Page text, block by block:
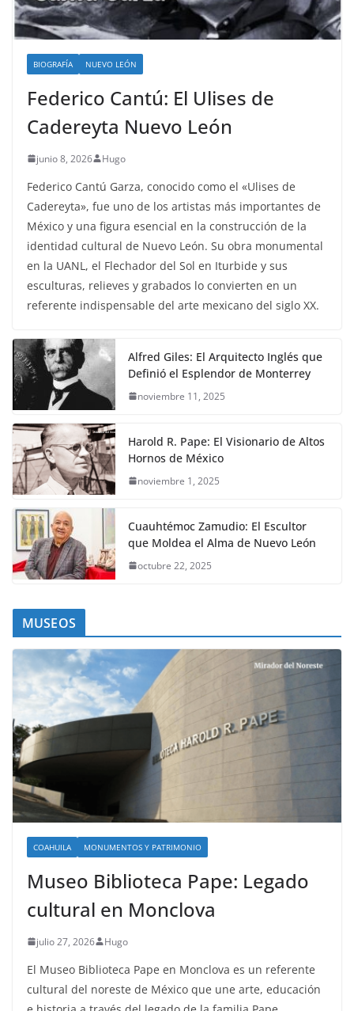
BIOGRAFÍA NUEVO LEÓN
Federico Cantú: El Ulises de
Cadereyta Nuevo León
junio 8, 2026 Hugo
Federico Cantú Garza, conocido como el «Ulises de
Cadereyta», fue uno de los artistas más importantes de
México y una figura esencial en la construcción de la
identidad cultural de Nuevo León. Su obra monumental
en la UANL, el Flechador del Sol en Iturbide y sus
esculturas, relieves y grabados lo convierten en un
referente indispensable del arte mexicano del siglo XX.
Alfred Giles: El Arquitecto Inglés que
Definió el Esplendor de Monterrey
noviembre 11, 2025
Harold R. Pape: El Visionario de Altos
Hornos de México
noviembre 1, 2025
Cuauhtémoc Zamudio: El Escultor
que Moldea el Alma de Nuevo León
octubre 22, 2025
MUSEOS
COAHUILA MONUMENTOS Y PATRIMONIO
Museo Biblioteca Pape: Legado
cultural en Monclova
julio 27, 2026 Hugo
El Museo Biblioteca Pape en Monclova es un referente
cultural del noreste de México que une arte, educación